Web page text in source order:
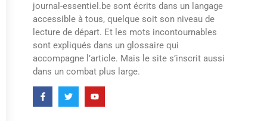
journal-essentiel.be sont écrits dans un langage
accessible à tous, quelque soit son niveau de
lecture de départ. Et les mots incontournables
sont expliqués dans un glossaire qui
accompagne l’article. Mais le site s’inscrit aussi
dans un combat plus large.